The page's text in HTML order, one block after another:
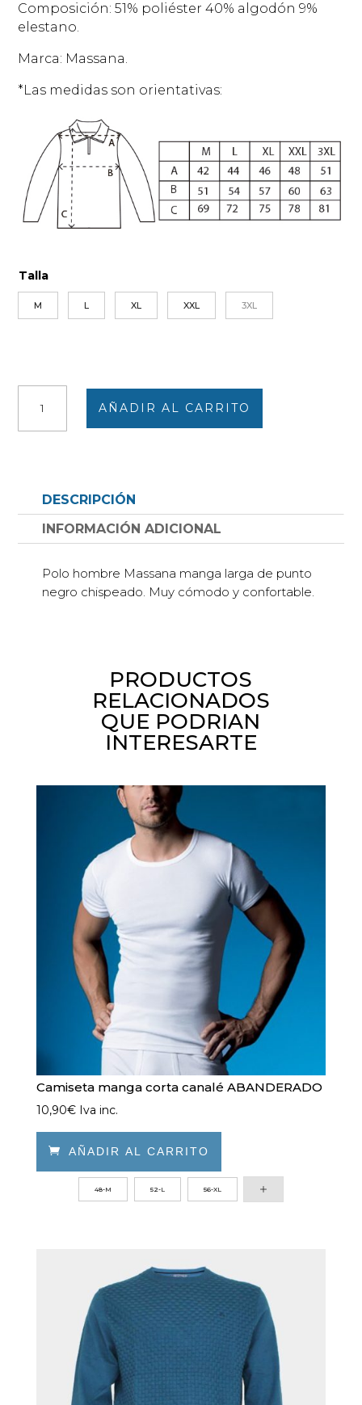
Composición: 51% poliéster 40% algodón 9%
elestano.
Marca: Massana.
*Las medidas son orientativas:
Talla
M L XL XXL 3XL
hombre
manga
cantidad
AÑADIR AL CARRITO
DESCRIPCIÓN
INFORMACIÓN ADICIONAL
Polo hombre Massana manga larga de punto
negro chispeado. Muy cómodo y confortable.
PRODUCTOS
RELACIONADOS
QUE PODRIAN
INTERESARTE
Camiseta manga corta canalé ABANDERADO
10,90€ Iva inc.
 AÑADIR AL CARRITO
producto
opciones
pueden
48-M 52-L 56-XL